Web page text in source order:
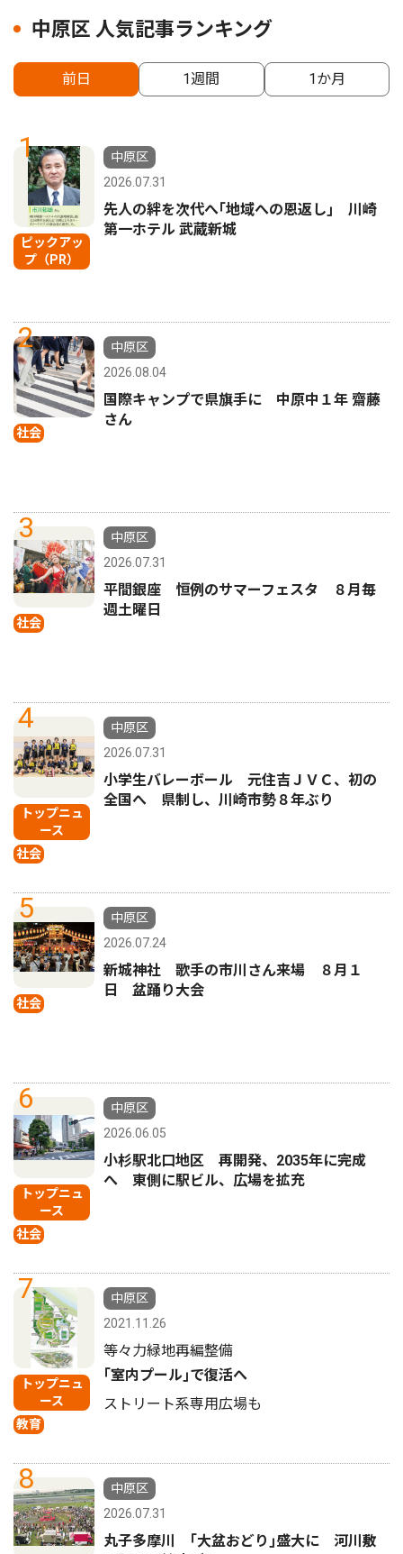
中原区 人気記事ランキング
前日 1週間 1か月
1
ピックアッ
プ（PR）
中原区
2026.07.31
先人の絆を次代へ｢地域への恩返し｣ 川崎
第一ホテル 武蔵新城
2
社会
中原区
2026.08.04
国際キャンプで県旗手に 中原中１年 齋藤
さん
3
社会
中原区
2026.07.31
平間銀座 恒例のサマーフェスタ ８月毎
週土曜日
4
トップニュ
ース
社会
中原区
2026.07.31
小学生バレーボール 元住吉ＪＶＣ、初の
全国へ 県制し、川崎市勢８年ぶり
5
社会
中原区
2026.07.24
新城神社 歌手の市川さん来場 ８月１
日 盆踊り大会
6
トップニュ
ース
社会
中原区
2026.06.05
小杉駅北口地区 再開発、2035年に完成
へ 東側に駅ビル、広場を拡充
7
トップニュ
ース
教育
中原区
2021.11.26
等々力緑地再編整備
｢室内プール｣で復活へ
ストリート系専用広場も
8
中原区
2026.07.31
丸子多摩川 ｢大盆おどり｣盛大に 河川敷